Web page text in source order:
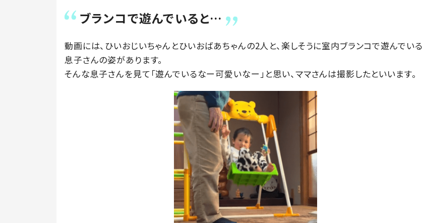
ブランコで遊んでいると…
動画には、ひいおじいちゃんとひいおばあちゃんの2人と、楽しそうに室内ブランコで遊んでいる
息子さんの姿があります。
そんな息子さんを見て「遊んでいるなー可愛いなー」と思い、ママさんは撮影したといいます。